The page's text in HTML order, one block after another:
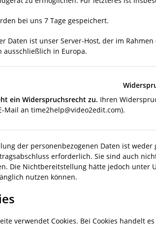
bei uns 7 Tage gespeichert.
Daten ist unser Server-Host, der im
ausschließlich in Europa.
ein Widerspruchsrecht zu. Ihren
Mail an time2help@video2edit.com).
der personenbezogenen Daten ist
erforderlich. Sie sind auch
Die Nichtbereitstellung hätte jedoch unter
nutzen können.
verwendet Cookies. Bei Cookies handelt